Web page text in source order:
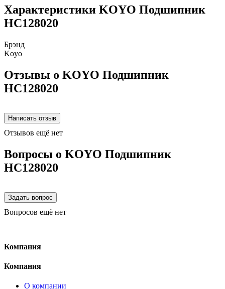
Характеристики KOYO Подшипник
HC128020
Брэнд
Koyo
Отзывы о KOYO Подшипник
HC128020
Отзывов ещё нет
Вопросы о KOYO Подшипник
HC128020
Вопросов ещё нет
Компания
Компания
О компании